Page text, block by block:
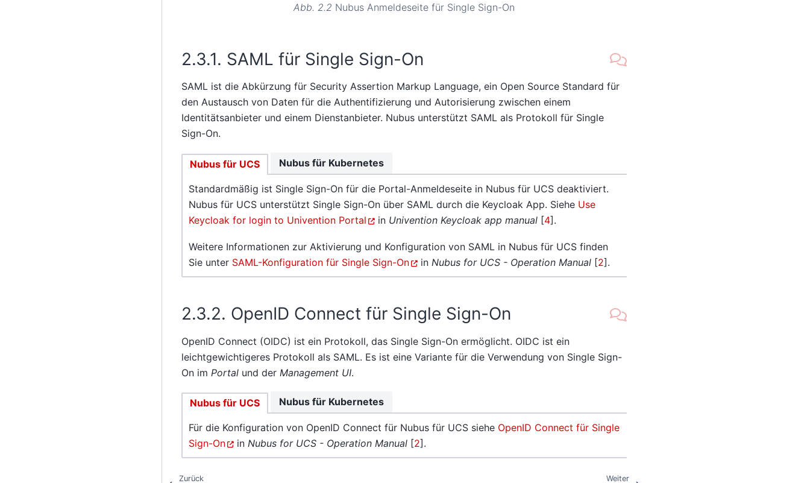
Abb. 2.2 Nubus Anmeldeseite für Single Sign-On
2.3.1. SAML für Single Sign-On
SAML ist die Abkürzung für Security Assertion Markup Language, ein Open Source Standard für
den Austausch von Daten für die Authentifizierung und Autorisierung zwischen einem
Identitätsanbieter und einem Dienstanbieter. Nubus unterstützt SAML als Protokoll für Single
Sign-On.
Nubus für UCS
Standardmäßig ist Single Sign-On für die Portal-Anmeldeseite in Nubus für UCS deaktiviert.
Nubus für UCS unterstützt Single Sign-On über SAML durch die Keycloak App. Siehe Use
Keycloak for login to Univention Portal
in Univention Keycloak app manual [4].
Weitere Informationen zur Aktivierung und Konfiguration von SAML in Nubus für UCS finden
Sie unter SAML-Konfiguration für Single Sign-On inNubus for UCS - Operation Manual [2] .
Nubus für Kubernetes
2.3.2. OpenID Connect für Single Sign-On
OpenID Connect (OIDC) ist ein Protokoll, das Single Sign-On ermöglicht. OIDC ist ein
leichtgewichtigeres Protokoll als SAML. Es ist eine Variante für die Verwendung von Single Sign-
On im Portalund der Management UI.
Nubus für UCS
Für die Konfiguration von OpenID Connect für Nubus für UCS siehe OpenID Connect für Single
Sign-On
inNubus for UCS - Operation Manual [2] .
Nubus für Kubernetes
Zurück Weiter